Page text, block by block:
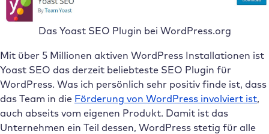
Das Yoast SEO Plugin bei WordPress.org
Mit über 5 Millionen aktiven WordPress Installationen ist
Yoast SEO das derzeit beliebteste SEO Plugin für
WordPress. Was ich persönlich sehr positiv finde ist, dass
das Team in die Förderung von WordPress involviert ist,
auch abseits vom eigenen Produkt. Damit ist das
Unternehmen ein Teil dessen, WordPress stetig für alle